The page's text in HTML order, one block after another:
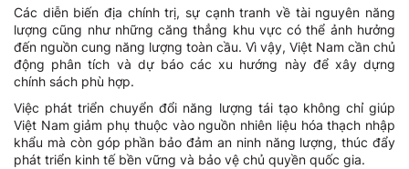
Các diễn biến địa chính trị, sự cạnh tranh về tài nguyên năng
lượng cũng như những căng thẳng khu vực có thể ảnh hưởng
đến nguồn cung năng lượng toàn cầu. Vì vậy, Việt Nam cần chủ
động phân tích và dự báo các xu hướng này để xây dựng
chính sách phù hợp.
Việc phát triển chuyển đổi năng lượng tái tạo không chỉ giúp
Việt Nam giảm phụ thuộc vào nguồn nhiên liệu hóa thạch nhập
khẩu mà còn góp phần bảo đảm an ninh năng lượng, thúc đẩy
phát triển kinh tế bền vững và bảo vệ chủ quyền quốc gia.